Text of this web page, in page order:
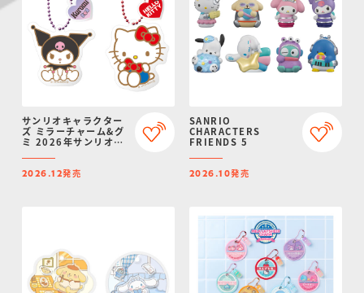
サンリオキャラクター
ズ ミラーチャーム&グ
ミ 2026年サンリオキ
2026.12発売
SANRIO
CHARACTERS
FRIENDS 5
2026.10発売